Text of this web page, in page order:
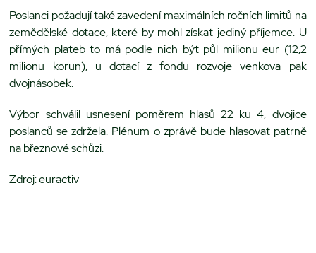
Poslanci požadují také zavedení maximálních ročních limitů na
zemědělské dotace, které by mohl získat jediný příjemce. U
přímých plateb to má podle nich být půl milionu eur (12,2
milionu korun), u dotací z fondu rozvoje venkova pak
dvojnásobek.
Výbor schválil usnesení poměrem hlasů 22 ku 4, dvojice
poslanců se zdržela. Plénum o zprávě bude hlasovat patrně
na březnové schůzi.
Zdroj: euractiv